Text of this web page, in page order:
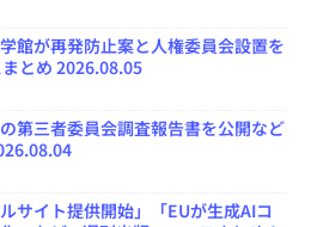
館が再発防止案と人権委員会設置を
とめ 2026.08.05
第三者委員会調査報告書を公開など
サイト提供開始」「EUが生成AIコ